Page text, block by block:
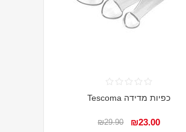
כפיות מדידה Tescoma
₪23.00
₪29.90